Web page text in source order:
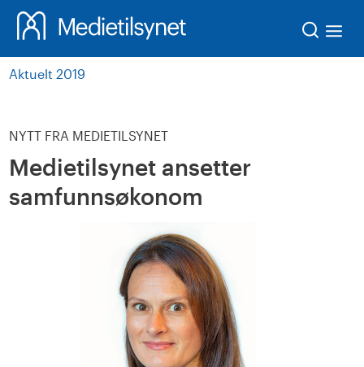
Aktuelt 2019
NYTT FRA MEDIETILSYNET
Medietilsynet ansetter
samfunnsøkonom